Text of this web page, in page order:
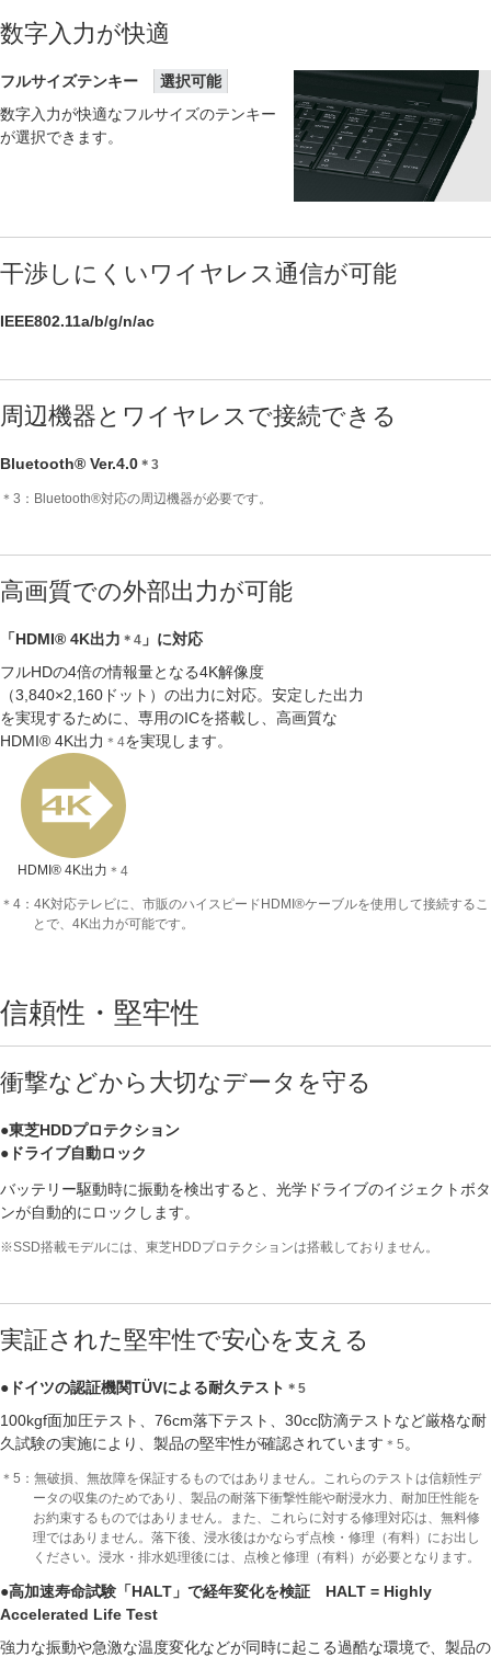
数字入力が快適
フルサイズテンキー
選択可能
数字入力が快適なフルサイズのテンキー
が選択できます。
干渉しにくいワイヤレス通信が可能
IEEE802.11a/b/g/n/ac
周辺機器とワイヤレスで接続できる
Bluetooth® Ver.4.0 ＊3
＊3：Bluetooth®対応の周辺機器が必要です。
高画質での外部出力が可能
「HDMI® 4K出力 ＊4 」に対応
フルHDの4倍の情報量となる4K解像度
（3,840×2,160ドット）の出力に対応。安定した出力
を実現するために、専用のICを搭載し、高画質な
HDMI® 4K出力 ＊4を実現します。
HDMI® 4K出力 ＊4
＊4：4K対応テレビに、市販のハイスピードHDMI®ケーブルを使用して接続するこ
とで、4K出力が可能です。
信頼性・堅牢性
衝撃などから大切なデータを守る
●東芝HDDプロテクション
●ドライブ自動ロック
バッテリー駆動時に振動を検出すると、光学ドライブのイジェクトボタ
ンが自動的にロックします。
※SSD搭載モデルには、東芝HDDプロテクションは搭載しておりません。
実証された堅牢性で安心を支える
●ドイツの認証機関TÜVによる耐久テスト ＊5
100kgf面加圧テスト、76cm落下テスト、30cc防滴テストなど厳格な耐
久試験の実施により、製品の堅牢性が確認されています ＊5 。
＊5：無破損、無故障を保証するものではありません。これらのテストは信頼性デ
ータの収集のためであり、製品の耐落下衝撃性能や耐浸水力、耐加圧性能を
お約束するものではありません。また、これらに対する修理対応は、無料修
理ではありません。落下後、浸水後はかならず点検・修理（有料）にお出し
ください。浸水・排水処理後には、点検と修理（有料）が必要となります。
●高加速寿命試験「HALT」で経年変化を検証 HALT = Highly
Accelerated Life Test
強力な振動や急激な温度変化などが同時に起こる過酷な環境で、製品の